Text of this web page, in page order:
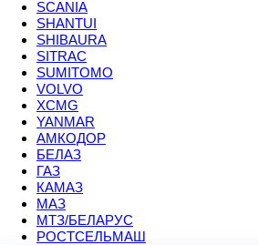
SCANIA
SHANTUI
SHIBAURA
SITRAC
SUMITOMO
VOLVO
XCMG
YANMAR
АМКОДОР
БЕЛАЗ
ГАЗ
КАМАЗ
МАЗ
МТЗ/БЕЛАРУС
РОСТСЕЛЬМАШ